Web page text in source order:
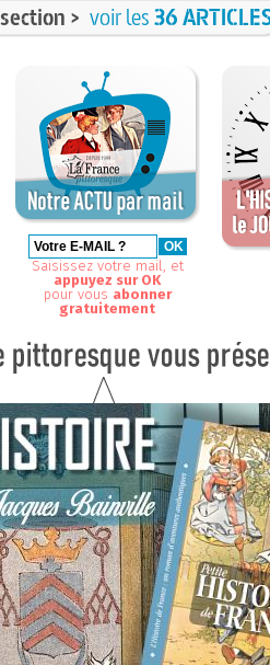
> voir les36
Saisissez votre mail, et
appuyez sur OK
pour vous abonner
gratuitement